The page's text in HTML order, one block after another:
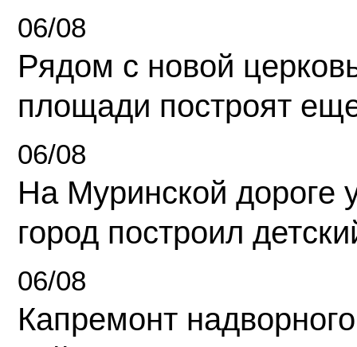
06/08
Рядом с новой
площади построят
06/08
На Муринской дороге
город построил
06/08
Капремонт